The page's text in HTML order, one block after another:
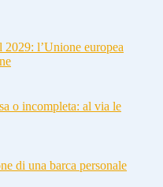
l’Unione europea
o incompleta: al via le
di una barca personale